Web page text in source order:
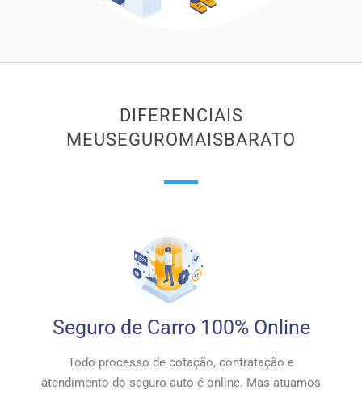
DIFERENCIAIS
MEUSEGUROMAISBARATO
Seguro de Carro 100% Online
Todo processo de cotação, contratação e
atendimento do seguro auto é online. Mas atuamos